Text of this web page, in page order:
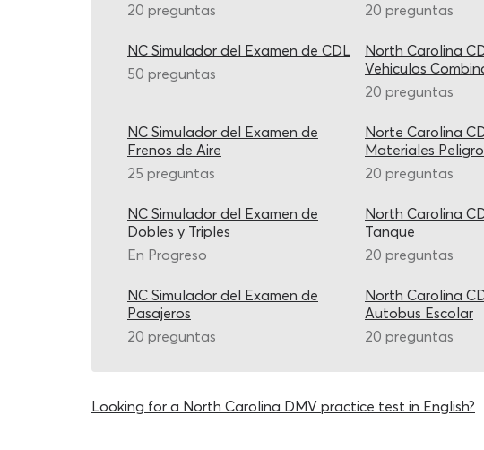
20 preguntas
20 preguntas
NC Simulador del Examen de CDL
50 preguntas
North Carolina
Vehiculos
20 preguntas
NC Simulador del Examen de
Frenos de Aire
25 preguntas
Norte Carolina
Materiales
20 preguntas
NC Simulador del Examen de
Dobles y Triples
En Progreso
North Carolina
Tanque
20 preguntas
NC Simulador del Examen de
Pasajeros
20 preguntas
North Carolina
Autobus Escolar
20 preguntas
Looking for a North Carolina DMV practice test in English?